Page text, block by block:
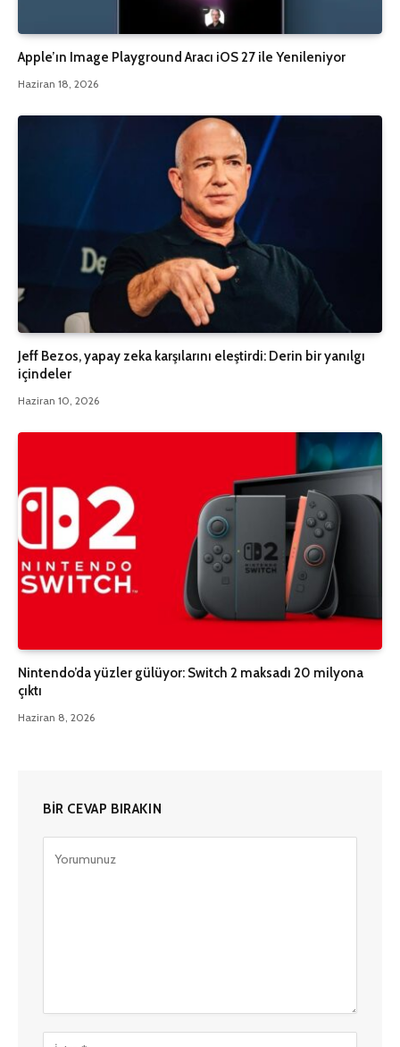
Apple’ın Image Playground Aracı iOS 27 ile Yenileniyor
Haziran 18, 2026
Jeff Bezos, yapay zeka karşılarını eleştirdi: Derin bir yanılgı
içindeler
Haziran 10, 2026
Nintendo’da yüzler gülüyor: Switch 2 maksadı 20 milyona
çıktı
Haziran 8, 2026
BIR CEVAP BIRAKIN